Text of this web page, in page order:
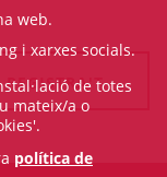
REGISTRA'T
web.
i xarxes socials.
de totes
mateix/a o
política de